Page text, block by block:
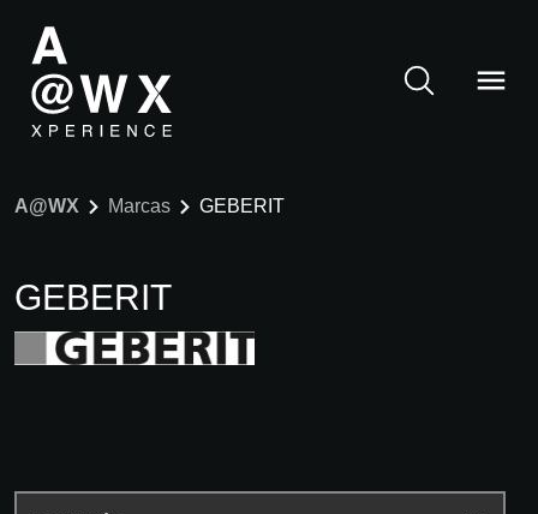
A@WX Marcas GEBERIT
GEBERIT